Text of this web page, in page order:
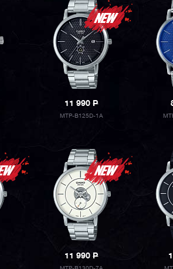
11 990P
MTP-B125D-1A
11 990P